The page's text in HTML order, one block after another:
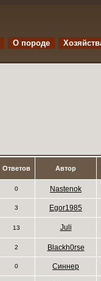
O породе
Ответов Автор
0 Nastenok
3 Egor1985
13 Juli
2 Blackh0rse
0 Синнер